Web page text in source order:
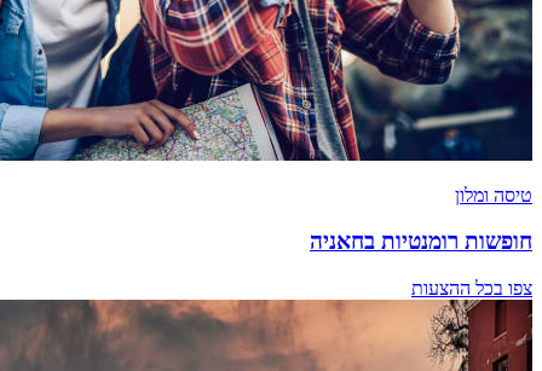
טיסה ומלון
חופשות רומנטיות בחאניה
צפו בכל ההצעות